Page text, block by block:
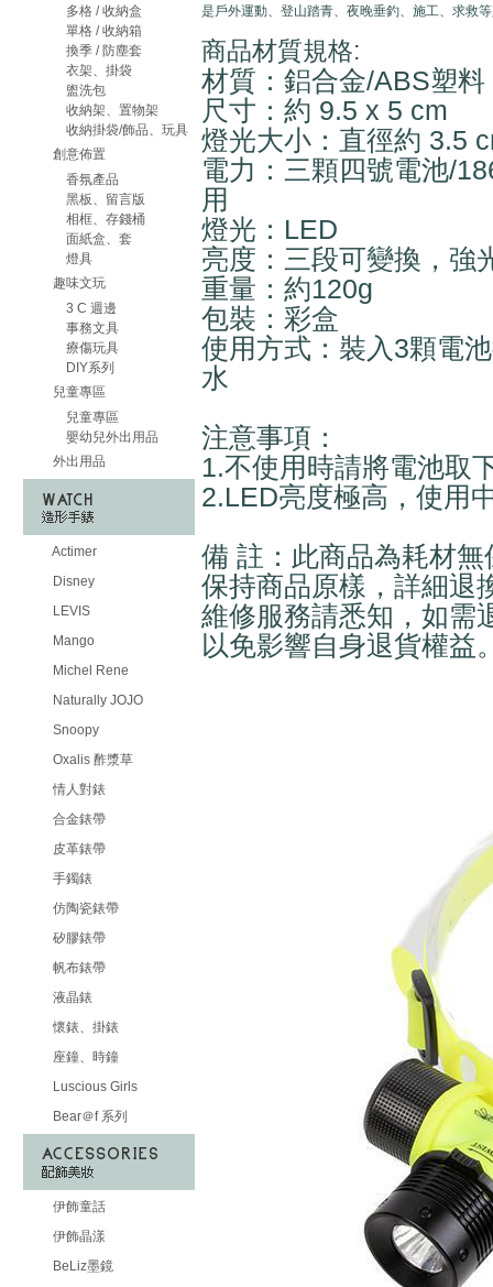
多格 / 收納盒
單格 / 收納箱
換季 / 防塵套
衣架、掛袋
盥洗包
收納架、置物架
收納掛袋/飾品、玩具
創意佈置
香氛產品
黑板、留言版
相框、存錢桶
面紙盒、套
燈具
趣味文玩
3 C 週邊
事務文具
療傷玩具
DIY系列
兒童專區
兒童專區
嬰幼兒外出用品
外出用品
Actimer
Disney
LEVIS
Mango
Michel Rene
Naturally JOJO
Snoopy
Oxalis 酢漿草
情人對錶
合金錶帶
皮革錶帶
手鐲錶
仿陶瓷錶帶
矽膠錶帶
帆布錶帶
液晶錶
懷錶、掛錶
座鐘、時鐘
Luscious Girls
Bear＠f 系列
伊飾童話
伊飾晶漾
BeLiz墨鏡
是戶外運動、登山踏青、夜晚垂釣、施工、求救
商品材質規格:
材質：鋁合金/ABS塑料
尺寸：約 9.5 x 5 cm
燈光大小：直徑約 3.5
電力：三顆四號電池/
用
燈光：LED
亮度：三段可變換，強
重量：約120g
包裝：彩盒
使用方式：裝入3顆電
水
注意事項：
1.不使用時請將電池取
2.LED亮度極高，使用
備 註：此商品為耗材
保持商品原樣，詳細退
維修服務請悉知，如需
以免影響自身退貨權益